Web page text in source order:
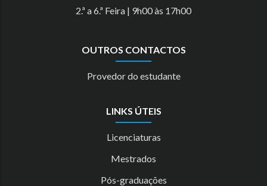
2.ª a 6.ª Feira | 9h00 às 17h00
OUTROS CONTACTOS
Provedor do estudante
LINKS ÚTEIS
Licenciaturas
Mestrados
Pós-graduações